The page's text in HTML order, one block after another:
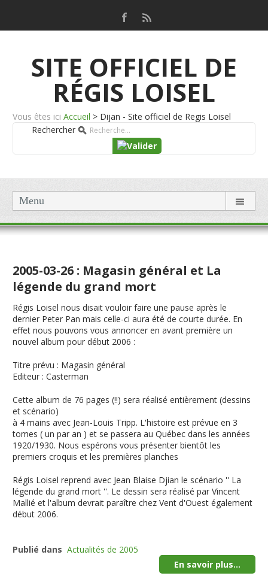
SITE OFFICIEL DE
RÉGIS LOISEL
Vous êtes ici Accueil > Dijan - Site officiel de Regis Loisel
Rechercher
Menu
2005-03-26 : Magasin général et La
légende du grand mort
Régis Loisel nous disait vouloir faire une pause après le
dernier Peter Pan mais celle-ci aura été de courte durée. En
effet nous pouvons vous annoncer en avant première un
nouvel album pour début 2006 :
Titre prévu : Magasin général
Editeur : Casterman
Cette album de 76 pages (!!) sera réalisé entièrement (dessins
et scénario)
à 4 mains avec Jean-Louis Tripp. L'histoire est prévue en 3
tomes ( un par an ) et se passera au Québec dans les années
1920/1930. Nous espérons vous présenter bientôt les
premiers croquis et les premières planches
Régis Loisel reprend avec Jean Blaise Djian le scénario '' La
légende du grand mort ''. Le dessin sera réalisé par Vincent
Mallié et l'album devrait paraître chez Vent d'Ouest également
début 2006.
Publié dans Actualités de 2005
En savoir plus...